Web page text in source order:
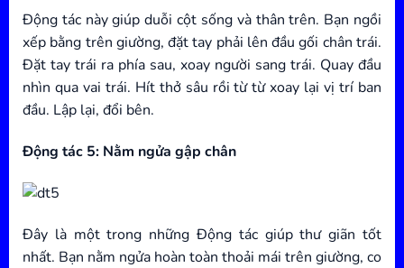
Động tác này giúp duỗi cột sống và thân trên. Bạn ngồi
xếp bằng trên giường, đặt tay phải lên đầu gối chân trái.
Đặt tay trái ra phía sau, xoay người sang trái. Quay đầu
nhìn qua vai trái. Hít thở sâu rồi từ từ xoay lại vị trí ban
đầu. Lập lại, đổi bên.
Động tác 5: Nằm ngửa gập chân
Đây là một trong những Động tác giúp thư giãn tốt
nhất. Bạn nằm ngửa hoàn toàn thoải mái trên giường, co